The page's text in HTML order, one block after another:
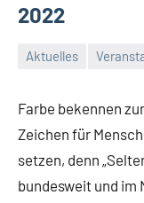
2022
Aktuelles
Farbe bekennen
Zeichen für
setzen, denn
bundesweit und